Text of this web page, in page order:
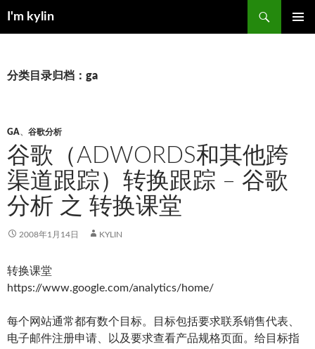
I'm kylin
分类目录归档：ga
GA、 谷歌分析
谷歌（ADWORDS和其他跨
渠道跟踪）转换跟踪 – 谷歌
分析 之 转换课堂
2008年1月14日 KYLIN
转换课堂
https://www.google.com/analytics/home/
每个网站通常都有数个目标。目标包括要求联系销售代表、
电子邮件注册申请、以及要求查看产品规格页面。给目标指